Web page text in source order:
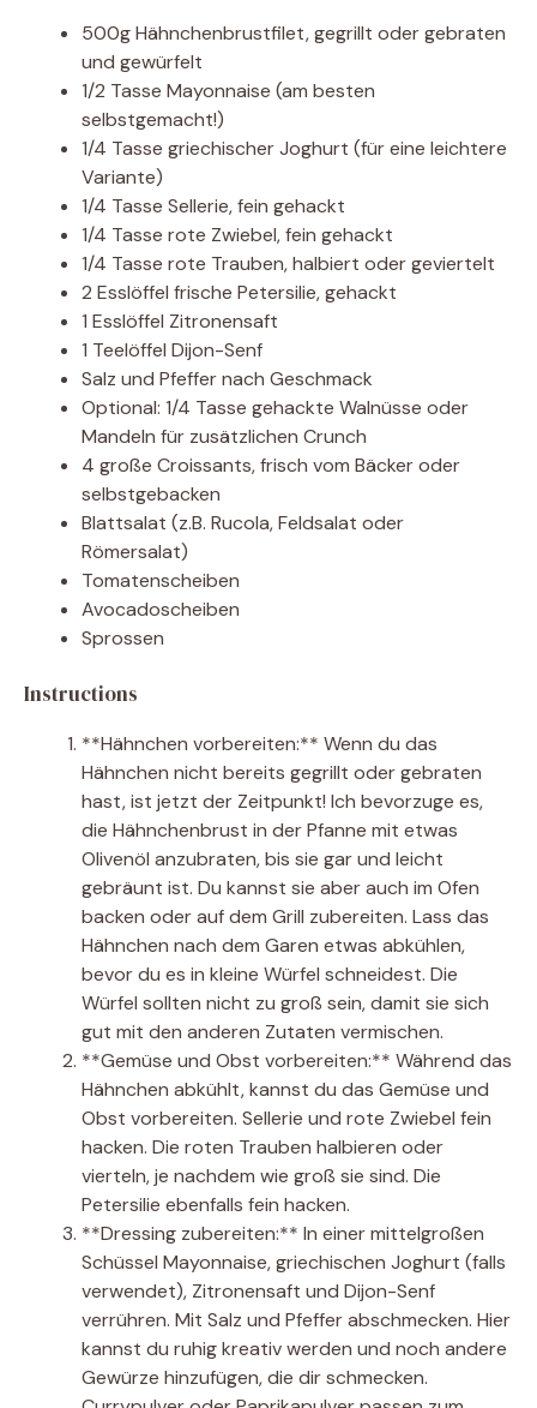
500g Hähnchenbrustfilet, gegrillt oder gebraten
und gewürfelt
1/2 Tasse Mayonnaise (am besten
selbstgemacht!)
1/4 Tasse griechischer Joghurt (für eine leichtere
Variante)
1/4 Tasse Sellerie, fein gehackt
1/4 Tasse rote Zwiebel, fein gehackt
1/4 Tasse rote Trauben, halbiert oder geviertelt
2 Esslöffel frische Petersilie, gehackt
1 Esslöffel Zitronensaft
1 Teelöffel Dijon-Senf
Salz und Pfeffer nach Geschmack
Optional: 1/4 Tasse gehackte Walnüsse oder
Mandeln für zusätzlichen Crunch
4 große Croissants, frisch vom Bäcker oder
selbstgebacken
Blattsalat (z.B. Rucola, Feldsalat oder
Römersalat)
Tomatenscheiben
Avocadoscheiben
Sprossen
Instructions
**Hähnchen vorbereiten:** Wenn du das
Hähnchen nicht bereits gegrillt oder gebraten
hast, ist jetzt der Zeitpunkt! Ich bevorzuge es,
die Hähnchenbrust in der Pfanne mit etwas
Olivenöl anzubraten, bis sie gar und leicht
gebräunt ist. Du kannst sie aber auch im Ofen
backen oder auf dem Grill zubereiten. Lass das
Hähnchen nach dem Garen etwas abkühlen,
bevor du es in kleine Würfel schneidest. Die
Würfel sollten nicht zu groß sein, damit sie sich
gut mit den anderen Zutaten vermischen.
**Gemüse und Obst vorbereiten:** Während das
Hähnchen abkühlt, kannst du das Gemüse und
Obst vorbereiten. Sellerie und rote Zwiebel fein
hacken. Die roten Trauben halbieren oder
vierteln, je nachdem wie groß sie sind. Die
Petersilie ebenfalls fein hacken.
**Dressing zubereiten:** In einer mittelgroßen
Schüssel Mayonnaise, griechischen Joghurt (falls
verwendet), Zitronensaft und Dijon-Senf
verrühren. Mit Salz und Pfeffer abschmecken. Hier
kannst du ruhig kreativ werden und noch andere
Gewürze hinzufügen, die dir schmecken.